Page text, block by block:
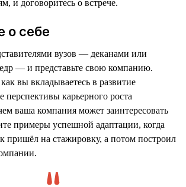
и договоритесь о встрече.
о себе
вузов — деканами или
— и представьте свою компанию.
вы вкладываетесь в развитие
перспективы карьерного роста
ваша компания может заинтересовать
примеры успешной адаптации, когда
пришёл на стажировку, а потом построил